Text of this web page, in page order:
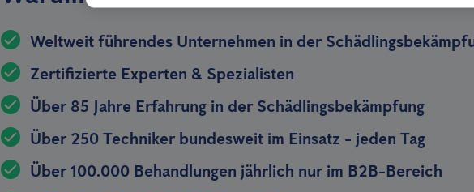
Weltweit führendes Unternehmen in der
Zertifizierte Experten & Spezialisten
Über 85 Jahre Erfahrung in der Schädlingsbekämpfung
Über 250 Techniker bundesweit im Einsatz - jeden Tag
Über 100.000 Behandlungen jährlich nur im B2B-Bereich